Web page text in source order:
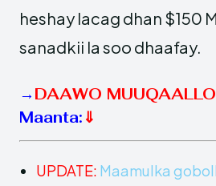
heshay lacag dhan $150
sanadkii la soo dhaafay.
→ DAAWO
Maanta: ⇓
UPDATE: Maamulka